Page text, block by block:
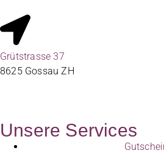
Grütstrasse 37
8625 Gossau ZH
Unsere Services